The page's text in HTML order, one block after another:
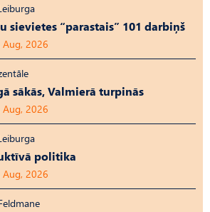
sievietes “parastais” 101 darbiņš
Aug, 2026
sākās, Valmierā turpinās
Aug, 2026
politika
Aug, 2026